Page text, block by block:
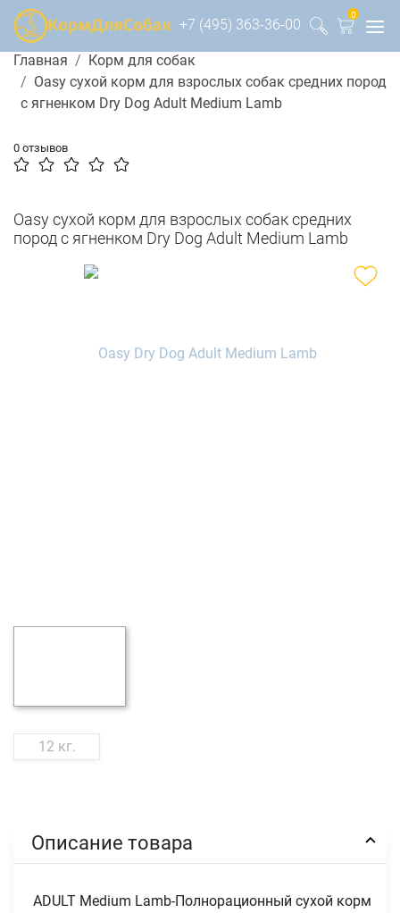
+7 (495) 363-36-00
0
Главная
Корм для собак
Oasy сухой корм для взрослых собак средних пород
с ягненком Dry Dog Adult Medium Lamb
0 отзывов
Oasy сухой корм для взрослых собак средних
пород с ягненком Dry Dog Adult Medium Lamb
12 кг.
Описание товара
ADULT Medium Lamb-Полнорационный сухой корм